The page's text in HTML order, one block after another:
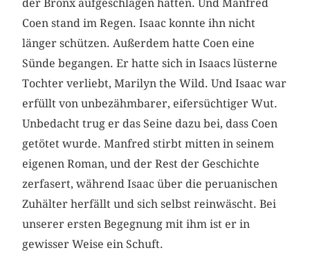
der Bronx aufgeschlagen hatten. Und Manfred
Coen stand im Regen. Isaac konnte ihn nicht
länger schützen. Außerdem hatte Coen eine
Sünde begangen. Er hatte sich in Isaacs lüsterne
Tochter verliebt, Marilyn the Wild. Und Isaac war
erfüllt von unbezähmbarer, eifersüchtiger Wut.
Unbedacht trug er das Seine dazu bei, dass Coen
getötet wurde. Manfred stirbt mitten in seinem
eigenen Roman, und der Rest der Geschichte
zerfasert, während Isaac über die peruanischen
Zuhälter herfällt und sich selbst reinwäscht. Bei
unserer ersten Begegnung mit ihm ist er in
gewisser Weise ein Schuft.